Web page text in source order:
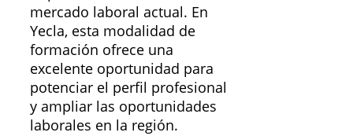
mercado laboral actual. En
Yecla, esta modalidad de
formación ofrece una
excelente oportunidad para
potenciar el perfil profesional
y ampliar las oportunidades
laborales en la región.